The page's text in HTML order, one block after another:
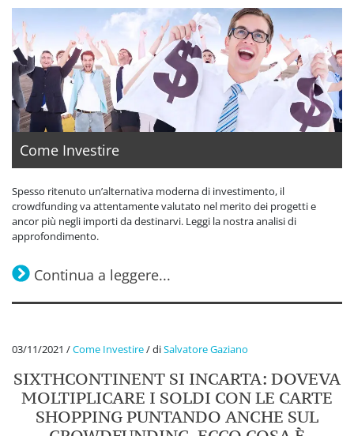
Come Investire
Spesso ritenuto un’alternativa moderna di investimento, il
crowdfunding va attentamente valutato nel merito dei progetti e
ancor più negli importi da destinarvi. Leggi la nostra analisi di
approfondimento.
Continua a leggere...
03/11/2021 /Come Investire/diSalvatore Gaziano
SIXTHCONTINENT SI INCARTA: DOVEVA
MOLTIPLICARE I SOLDI CON LE CARTE
SHOPPING PUNTANDO ANCHE SUL